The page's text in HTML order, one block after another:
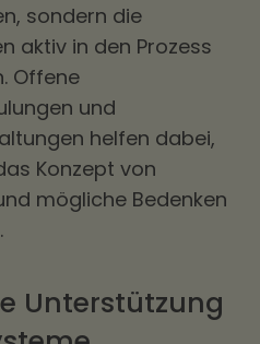
sondern die
aktiv in den Prozess
Offene
und
helfen dabei,
Konzept von
mögliche Bedenken
Unterstützung